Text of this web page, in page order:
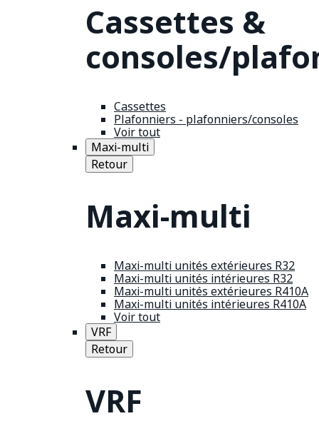
Cassettes &
consoles/
Cassettes
Plafonniers - plafonniers/consoles
Voir tout
Maxi-multi
Retour
Maxi-multi
Maxi-multi unités extérieures R32
Maxi-multi unités intérieures R32
Maxi-multi unités extérieures R410A
Maxi-multi unités intérieures R410A
Voir tout
VRF
Retour
VRF